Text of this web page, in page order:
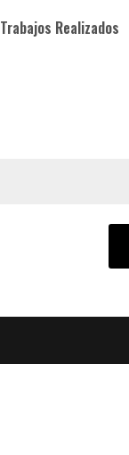
Trabajos Realizados